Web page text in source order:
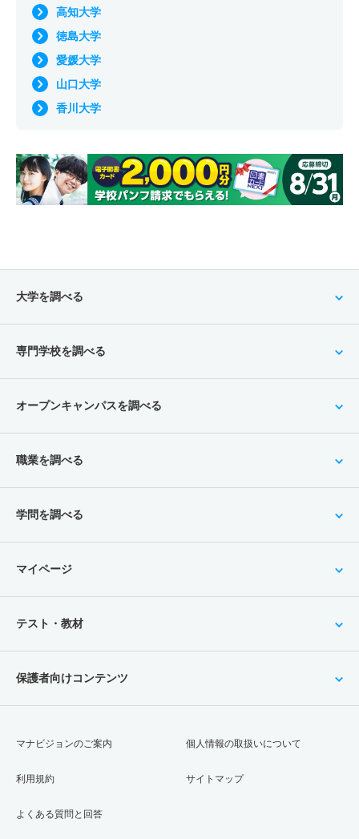
高知大学
徳島大学
愛媛大学
山口大学
香川大学
大学を調べる
専門学校を調べる
オープンキャンパスを調べる
職業を調べる
学問を調べる
マイページ
テスト・教材
保護者向けコンテンツ
マナビジョンのご案内
利用規約
よくある質問と回答
個人情報の取扱いについて
サイトマップ